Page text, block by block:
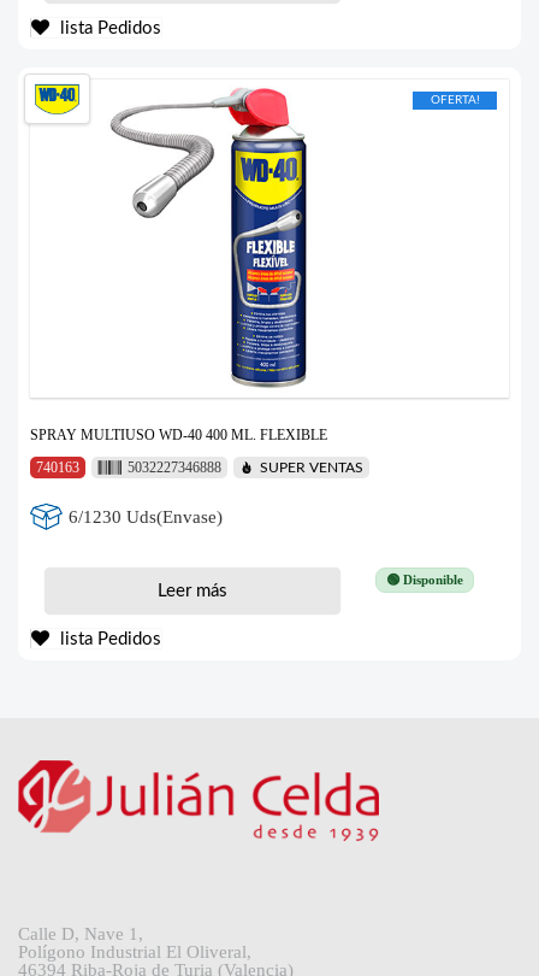
lista Pedidos
OFERTA!
SPRAY MULTIUSO WD-40 400 ML. FLEXIBLE
740163
5032227346888 SUPER VENTAS
6/1230 Uds(Envase)
🟢 Disponible
Leer más
lista Pedidos
Calle D, Nave 1,
Polígono Industrial El Oliveral,
46394 Riba-Roja de Turia (Valencia)